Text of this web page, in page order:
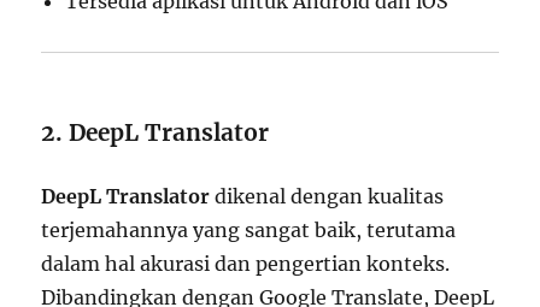
2. DeepL Translator
DeepL Translator dikenal dengan kualitas
terjemahannya yang sangat baik, terutama
dalam hal akurasi dan pengertian konteks.
Dibandingkan dengan Google Translate, DeepL